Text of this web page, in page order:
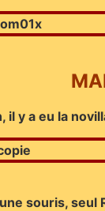
y a eu la
souris,